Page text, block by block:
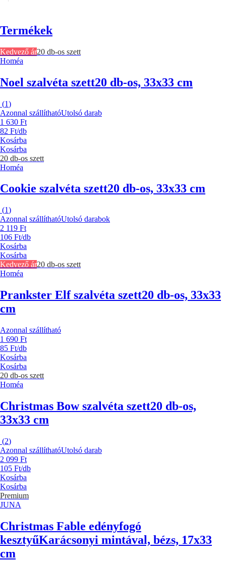
Termékek
Kedvező ár20 db-os szett
Homéa
Noel szalvéta szett20 db-os, 33x33 cm
(1)
Azonnal szállíthatóUtolsó darab
1 630 Ft
82 Ft/db
Kosárba
Kosárba
20 db-os szett
Homéa
Cookie szalvéta szett20 db-os, 33x33 cm
(1)
Azonnal szállíthatóUtolsó darabok
2 119 Ft
106 Ft/db
Kosárba
Kosárba
Kedvező ár20 db-os szett
Homéa
Prankster Elf szalvéta szett20 db-os, 33x33
cm
Azonnal szállítható
1 690 Ft
85 Ft/db
Kosárba
Kosárba
20 db-os szett
Homéa
Christmas Bow szalvéta szett20 db-os,
33x33 cm
(2)
Azonnal szállíthatóUtolsó darab
2 099 Ft
105 Ft/db
Kosárba
Kosárba
Premium
JUNA
Christmas Fable edényfogó
kesztyűKarácsonyi mintával, bézs, 17x33
cm